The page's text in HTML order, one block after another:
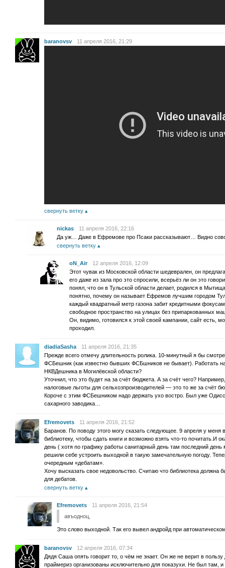
baranovsv 11 апреля 2016, 21:29
свернуть ветку
nickas
11 апреля 2016, 22:16
Да уж… Даже в Ефремове про Псаки рассказывают… Видно
свернуть ветку
oN_Air
12 апреля 2016, 12:09
Этот чувак из Московской области шедеврален, он
его даже из зала про это спросили, всерьёз ли он это
понял, что он в Тульской области делает, родился в
понятно, почему он называет Ефремов лучшим городом
каждый квадратный метр газона забит кредитными
свободное пространство на улицах без припаркованных
Он, видимо, готовился к этой своей кампании, сайт есть,
проходил.
diadiaSasha
11 апреля 2016, 21:35
Прежде всего отмечу длительность ролика. 10-минутный я бы
ФСБешник (как известно бывших ФСБшников не бывает). Работать на
НКВДешника в Могилёвской области?
Уточнил, что это будет на за счёт бюджета. А за счёт чего?
налоговые льготы для сельхозпроизводителей — это то же за счёт
Короче с этим ФСБешником надо держать ухо востро. Был уже
сахарного заводика…
Efremovets
11 апреля 2016, 21:52
Баранов. По поводу этого могу сказать следующее. 9 апреля у меня
библиотеку, чтобы сдать книги и возможно взять что-то почитать.И
день ( хотя по графику работы санитарный день там последний
решили себе устроить выходной в такую замечательную погоду.
очередным «дебатам».
Хочу высказать свое недовольство. Считаю что библиотека должна
для дебатов.
свернуть ветку
Efremovets
11 апреля 2016, 21:54
авъодноц,
Это слово выходной. Так его вывел андройд при
baranovsv
12 апреля 2016, 07:34
Дядя Саша опять говорит то, о чём не знает. Он же не верит в пользу
праймериз организованы исключительно для показухи. Не был там,